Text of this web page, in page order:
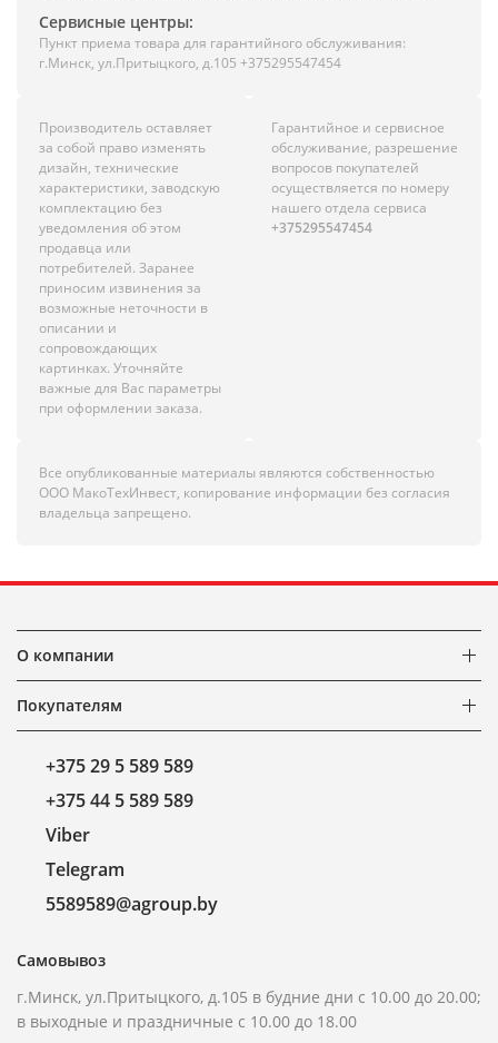
Сервисные центры:
Пункт приема товара для гарантийного обслуживания:
г.Минск, ул.Притыцкого, д.105 +375295547454
Производитель оставляет
за собой право изменять
дизайн, технические
характеристики, заводскую
комплектацию без
уведомления об этом
продавца или
потребителей. Заранее
приносим извинения за
возможные неточности в
описании и
сопровождающих
картинках. Уточняйте
важные для Вас параметры
при оформлении заказа.
Гарантийное и сервисное
обслуживание, разрешение
вопросов покупателей
осуществляется по номеру
нашего отдела сервиса
+375295547454
Все опубликованные материалы являются собственностью
ООО МакоТехИнвест, копирование информации без согласия
владельца запрещено.
О компании
Покупателям
+375 29 5 589 589
+375 44 5 589 589
Viber
Telegram
5589589@agroup.by
Самовывоз
г.Минск, ул.Притыцкого, д.105 в будние дни с 10.00 до 20.00;
в выходные и праздничные с 10.00 до 18.00